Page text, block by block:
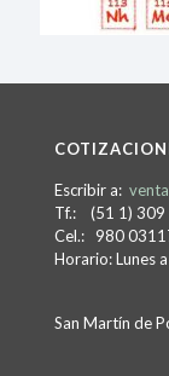
Escribir a:
Tf.: (51 1) 309
Cel.: 980
Horario: Lunes
San Martín de